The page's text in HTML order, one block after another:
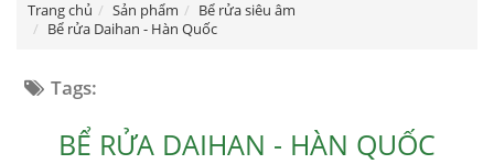
Trang chủ Sản phẩm
Bể rửa siêu âm
Bể rửa Daihan - Hàn Quốc
Tags:
BỂ RỬA DAIHAN - HÀN QUỐC